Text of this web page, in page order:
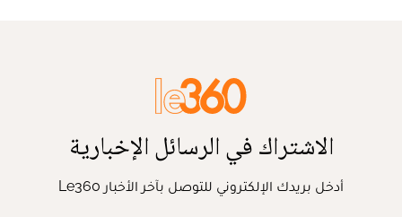
الاشتراك في الرسائل الإخبارية
أدخل بريدك الإلكتروني للتوصل بآخر الأخبار Le360